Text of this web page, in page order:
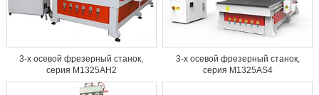
3-х осевой фрезерный станок,
серия M1325AH2
3-х осевой фрезерный станок,
серия M1325AS4